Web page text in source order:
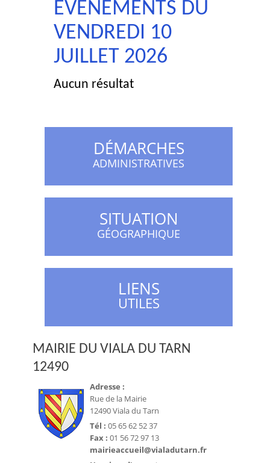
EVÉNEMENTS DU
VENDREDI 10
JUILLET 2026
Aucun résultat
DÉMARCHES
ADMINISTRATIVES
SITUATION
GÉOGRAPHIQUE
LIENS
UTILES
MAIRIE DU VIALA DU TARN
12490
Adresse :
Rue de la Mairie
12490 Viala du Tarn
Tél : 05 65 62 52 37
Fax : 01 56 72 97 13
mairieaccueil@vialadutarn.fr